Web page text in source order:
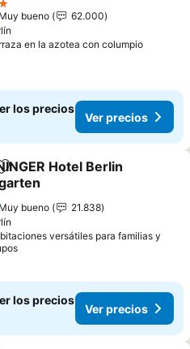
Muy bueno
62.000
en la azotea con columpio
los precios
Ver precios
Añadir a favoritos
Hotel Berlin
Muy bueno
21.838
versátiles para familias y
los precios
Ver precios